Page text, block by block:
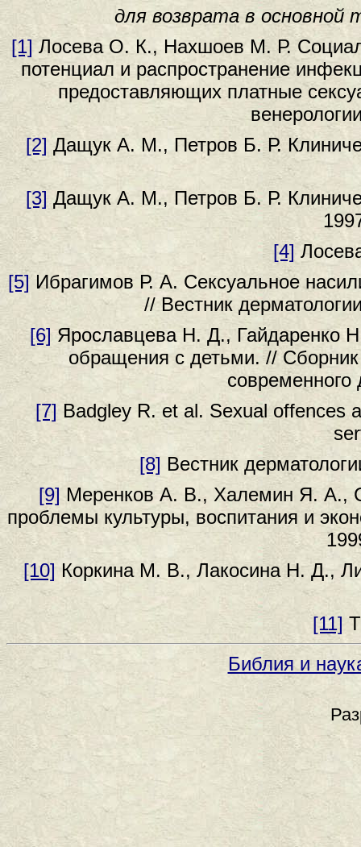
для возврата в основной
[1] Лосева О. К., Нахшоев М. Р.
потенциал и распространение
предоставляющих платные
[2] Дащук А. М., Петров Б. Р.
[3] Дащук А. М., Петров Б. Р.
[4]
[5]Ибрагимов Р. А. Сексуальное
// Вестник
[6]Ярославцева Н. Д., Гайдаренко Н.
обращения с детьми. //
[7] Badgley R. et al. Sexual offences
[8] Вестник
[9] Меренков А. В., Халемин Я. А.,
проблемы культуры, воспитания и
[10] Коркина М. В., Лакосина Н. Д.,
[11]
Библия и